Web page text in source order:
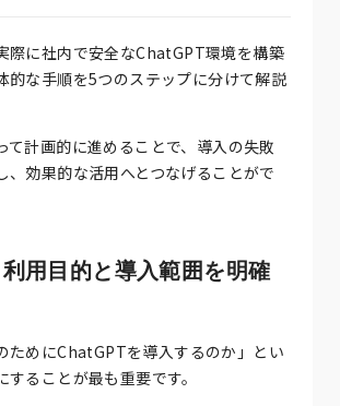
際に社内で安全なChatGPT環境を構築
的な手順を5つのステップに分けて解説
て計画的に進めることで、導入の失敗
、効果的な活用へとつなげることがで
用目的と導入範囲を明確
ためにChatGPTを導入するのか」とい
することが最も重要です。